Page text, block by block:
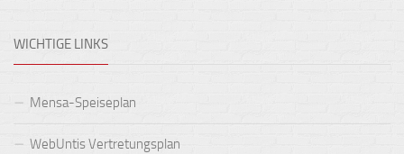
WICHTIGE LINKS
Mensa-Speiseplan
WebUntis Vertretungsplan